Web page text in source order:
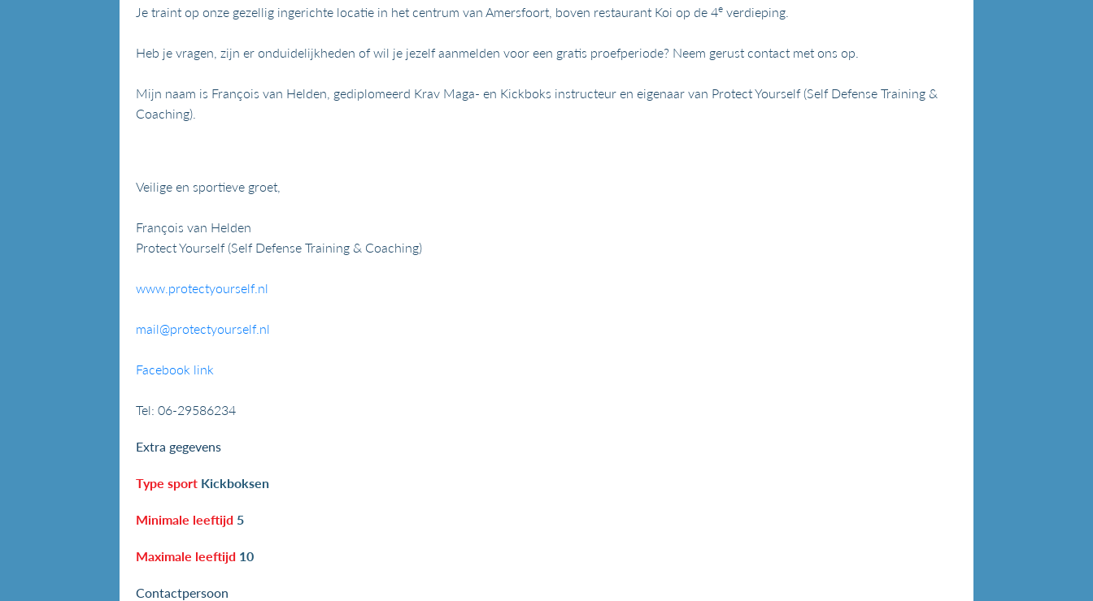
Je traint op onze gezellig ingerichte locatie in het centrum van Amersfoort, boven restaurant Koi op de 4e verdieping.
Heb je vragen, zijn er onduidelijkheden of wil je jezelf aanmelden voor een gratis proefperiode? Neem gerust contact met ons op.
Mijn naam is François van Helden, gediplomeerd Krav Maga- en Kickboks instructeur en eigenaar van Protect Yourself (Self Defense Training &
Coaching).
Veilige en sportieve groet,
François van Helden
Protect Yourself (Self Defense Training & Coaching)
www.protectyourself.nl
mail@protectyourself.nl
Facebook link
Tel: 06-29586234
Extra gegevens
Type sport Kickboksen
Minimale leeftijd 5
Maximale leeftijd 10
Contactpersoon